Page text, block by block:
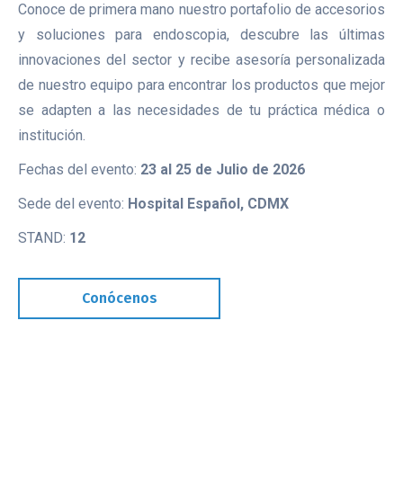
Conoce de primera mano nuestro portafolio de accesorios
y soluciones para endoscopia, descubre las últimas
innovaciones del sector y recibe asesoría personalizada
de nuestro equipo para encontrar los productos que mejor
se adapten a las necesidades de tu práctica médica o
institución.
Fechas del evento: 23 al 25 de Julio de 2026
Sede del evento: Hospital Español, CDMX
STAND: 12
Conócenos